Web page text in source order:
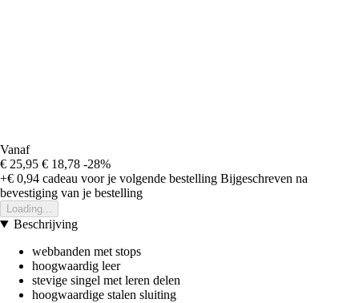
Vanaf
€ 25,95 € 18,78 -28%
+€ 0,94 cadeau voor je volgende bestelling Bijgeschreven na
bevestiging van je bestelling
Loading...
Beschrijving
webbanden met stops
hoogwaardig leer
stevige singel met leren delen
hoogwaardige stalen sluiting